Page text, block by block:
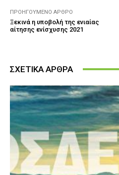
ΠΡΟΗΓΟΎΜΕΝΟ ΆΡΘΡΟ
Ξεκινά η υποβολή της ενιαίας
αίτησης ενίσχυσης 2021
ΣΧΕΤΙΚΑ ΑΡΘΡΑ